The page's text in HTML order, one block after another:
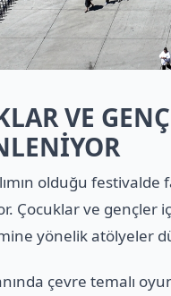
VE
olduğu
Çocuklar ve
yönelik atölyeler
çevre temalı